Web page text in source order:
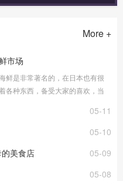
More +
市场
鲜是非常著名的，在日本也有很
各种东西，备受大家的喜欢，当
海鲜的市场吧！大阪黑门市 05-11
05-10
05-09
美食店
05-08